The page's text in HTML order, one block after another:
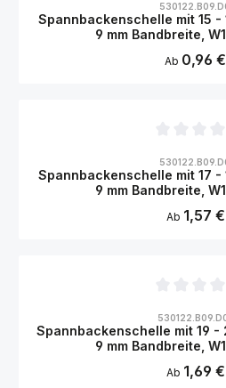
Spannbackenschelle mit 15 -
9 mm Bandbreite,
Ab 0,96
Spannbackenschelle mit 17 -
9 mm Bandbreite,
Ab 1,57
Spannbackenschelle mit 19 -
9 mm Bandbreite,
Ab 1,69